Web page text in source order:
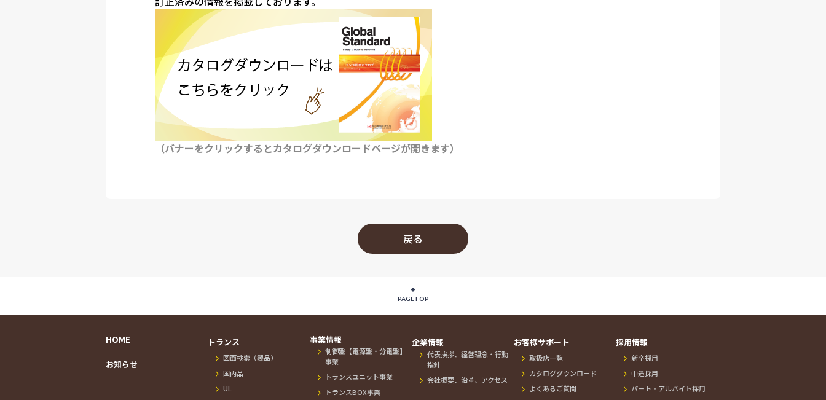
（バナーをクリックするとカタログダウンロードページが開きます）
戻る
PAGETOP
HOME
お知らせ
トランス
図面検索（製品）
国内品
UL
事業情報
制御盤【電源盤・分電盤】
事業
トランスユニット事業
トランスBOX事業
企業情報
代表挨拶、経営理念・行動
指針
会社概要、沿革、アクセス
お客様サポート
取扱店一覧
カタログダウンロード
よくあるご質問
採用情報
新卒採用
中途採用
パート・アルバイト採用